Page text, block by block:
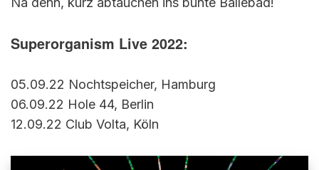
Superorganism Live 2022:
05.09.22 Nochtspeicher, Hamburg
06.09.22 Hole 44, Berlin
12.09.22 Club Volta, Köln